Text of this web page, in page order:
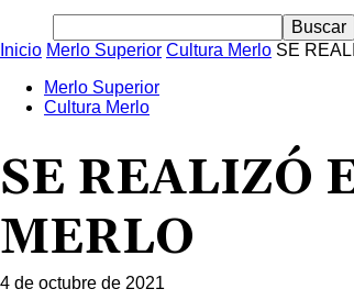
Inicio Merlo Superior Cultura Merlo SE
Merlo Superior
Cultura Merlo
SE REALIZÓ
MERLO
4 de octubre de 2021